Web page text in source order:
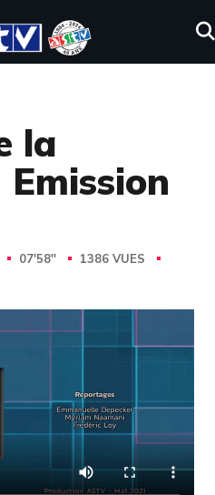
la
07'58''
1386 VUES